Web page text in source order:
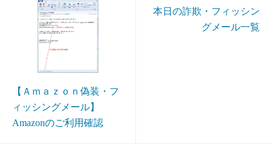
【Ａｍａｚｏｎ偽装・フ
ィッシングメール】
Amazonのご利用確認
本日の詐欺・フィッシン
グメール一覧